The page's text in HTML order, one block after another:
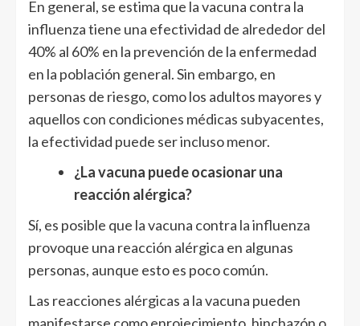
En general, se estima que la vacuna contra la
influenza tiene una efectividad de alrededor del
40% al 60% en la prevención de la enfermedad
en la población general. Sin embargo, en
personas de riesgo, como los adultos mayores y
aquellos con condiciones médicas subyacentes,
la efectividad puede ser incluso menor.
¿La vacuna puede ocasionar una
reacción alérgica?
Sí, es posible que la vacuna contra la influenza
provoque una reacción alérgica en algunas
personas, aunque esto es poco común.
Las reacciones alérgicas a la vacuna pueden